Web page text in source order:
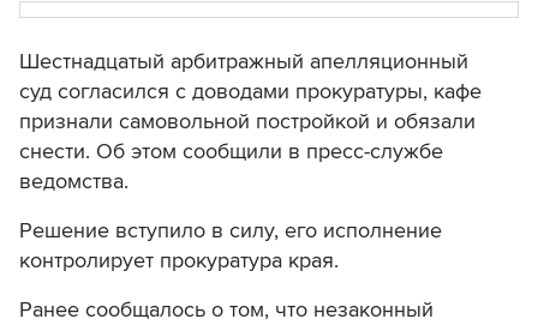
Шестнадцатый арбитражный апелляционный
суд согласился с доводами прокуратуры, кафе
признали самовольной постройкой и обязали
снести. Об этом сообщили в пресс-службе
ведомства.
Решение вступило в силу, его исполнение
контролирует прокуратура края.
Ранее сообщалось о том, что незаконный